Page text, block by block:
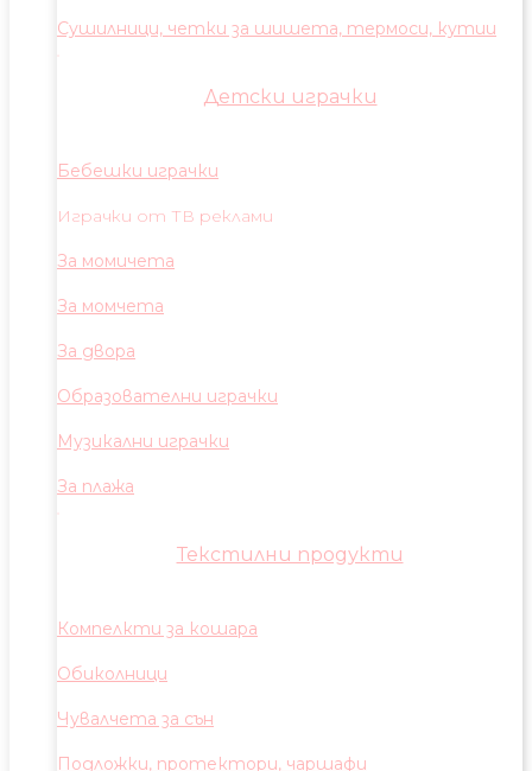
Сушилници, четки за шишета, термоси, кутии
Детски играчки
Бебешки играчки
Играчки от ТВ реклами
За момичета
За момчета
За двора
Образователни играчки
Музикални играчки
За плажа
Текстилни продукти
Компелкти за кошара
Обиколници
Чувалчета за сън
Подложки, протектори, чаршафи